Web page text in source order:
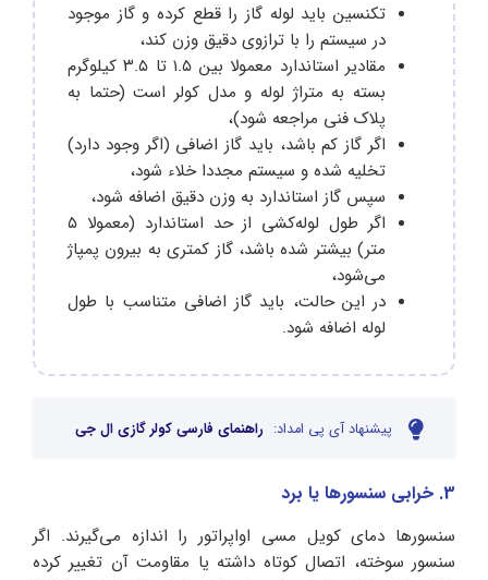
تکنسین باید لوله گاز را قطع کرده و گاز موجود
در سیستم را با ترازوی دقیق وزن کند،
مقادیر استاندارد معمولا بین ۱.۵ تا ۳.۵ کیلوگرم
بسته به متراژ لوله و مدل کولر است (حتما به
پلاک فنی مراجعه شود)،
اگر گاز کم باشد، باید گاز اضافی (اگر وجود دارد)
تخلیه شده و سیستم مجددا خلاء شود،
سپس گاز استاندارد به وزن دقیق اضافه شود،
اگر طول لوله‌کشی از حد استاندارد (معمولا ۵
متر) بیشتر شده باشد، گاز کمتری به بیرون پمپاژ
می‌شود،
در این حالت، باید گاز اضافی متناسب با طول
لوله اضافه شود.
پیشنهاد آی پی امداد: راهنمای فارسی کولر گازی ال جی
3. خرابی سنسورها یا برد
سنسورها دمای کویل مسی اواپراتور را اندازه می‌گیرند. اگر
سنسور سوخته، اتصال کوتاه داشته یا مقاومت آن تغییر کرده